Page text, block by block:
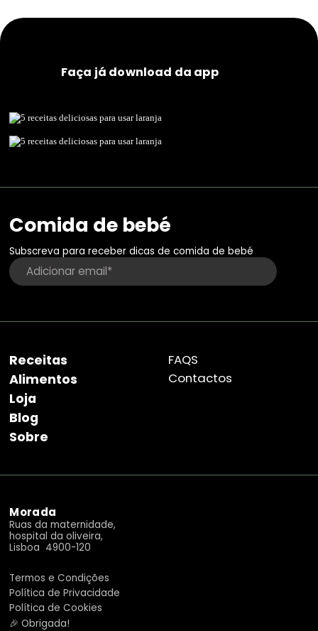
Comida de bebé
Subscreva para receber dicas de comida de bebé
Receitas
Alimentos
Loja
Blog
Sobre
FAQS
Contactos
Faça já download da app
Morada
Ruas da maternidade,
hospital da oliveira,
Lisboa 4900-120
Termos e Condições
Política de Privacidade
Política de Cookies
🎉 Obrigada!